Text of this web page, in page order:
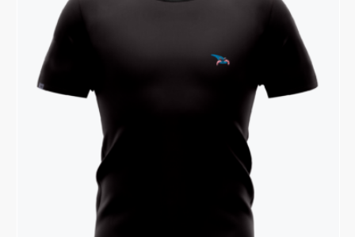
options